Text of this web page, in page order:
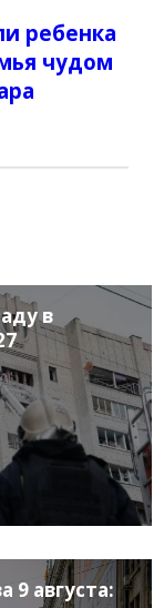
ребенка
чудом
в
9 августа: